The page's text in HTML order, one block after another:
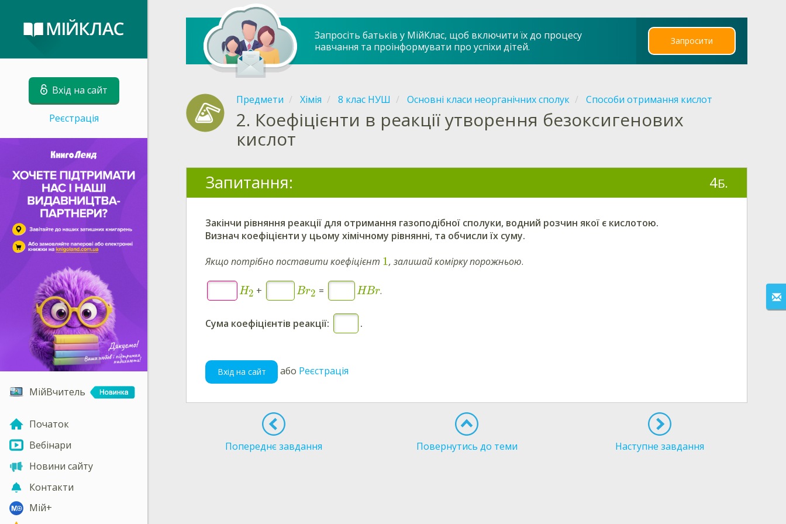
Вхід на сайт
Реєстрація
МійВчитель
Початок
Вебінари
Новини сайту
Контакти
Мій+
Запросіть батьків у МійКлас, щоб включити їх до процесу
навчання та проінформувати про успіхи дітей.
Запросити
Предмети Хімія 8 клас НУШ Основні класи неорганічних сполук Способи отримання кислот
2. Коефіцієнти в реакції утворення безоксигенових
кислот
Запитання: 4Б.
Закінчи рівняння реакції для отримання газоподібної сполуки, водний розчин якої є кислотою.
Визнач коефіцієнти у цьому хімічному рівнянні, та обчисли їх суму.
Якщо потрібно поставити коефіцієнт 1 , залишай комірку порожньою.
H2 + Br2 = HBr.
Сума коефіцієнтів реакції: .
Вхід на сайт або Реєстрація
Попереднє завдання Повернутись до теми Наступне завдання